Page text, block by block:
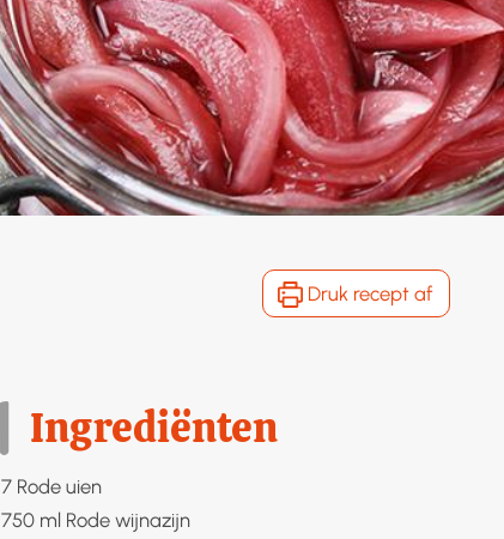
Druk recept af
Ingrediënten
7 Rode uien
750 ml Rode wijnazijn